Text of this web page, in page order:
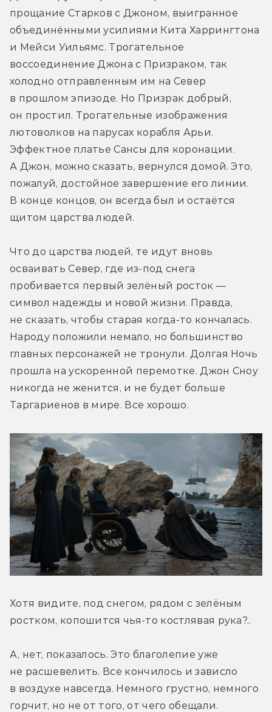
прощание Старков с Джоном, выигранное
объединёнными усилиями Кита Харрингтона
и Мейси Уильямс. Трогательное
воссоединение Джона с Призраком, так
холодно отправленным им на Север
в прошлом эпизоде. Но Призрак добрый,
он простил. Трогательные изображения
лютоволков на парусах корабля Арьи.
Эффектное платье Сансы для коронации.
А Джон, можно сказать, вернулся домой. Это,
пожалуй, достойное завершение его линии.
В конце концов, он всегда был и остаётся
щитом царства людей.
Что до царства людей, те идут вновь
осваивать Север, где из-под снега
пробивается первый зелёный росток —
символ надежды и новой жизни. Правда,
не сказать, чтобы старая когда-то кончалась.
Народу положили немало, но большинство
главных персонажей не тронули. Долгая Ночь
прошла на ускоренной перемотке. Джон Сноу
никогда не женится, и не будет больше
Таргариенов в мире. Все хорошо.
Хотя видите, под снегом, рядом с зелёным
ростком, копошится чья-то костлявая рука?..
А, нет, показалось. Это благолепие уже
не расшевелить. Все кончилось и зависло
в воздухе навсегда. Немного грустно, немного
горчит, но не от того, от чего обещали.